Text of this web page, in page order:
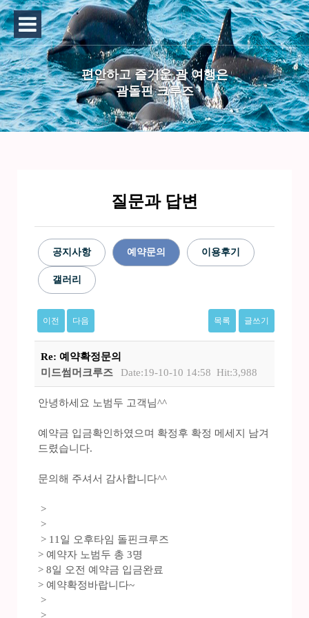
편안하고 즐거운 괌 여행은
괌돌핀 크루즈
질문과 답변
공지사항 예약문의 이용후기
갤러리
이전 다음 목록 글쓰기
Re: 예약확정문의
미드썸머크루즈
Date:19-10-10 14:58 Hit:3,988
안녕하세요 노범두 고객님^^
예약금 입금확인하였으며 확정후 확정 메세지 남겨
드렸습니다.
문의해 주셔서 감사합니다^^
>
>
> 11일 오후타임 돌핀크루즈
> 예약자 노범두 총 3명
> 8일 오전 예약금 입금완료
> 예약확정바랍니다~
>
>